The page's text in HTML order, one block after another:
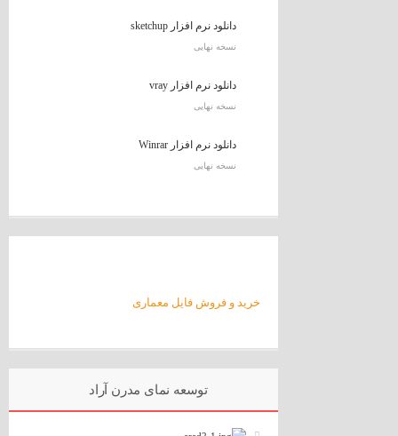
دانلود نرم افزار sketchup
نسخه نهایی
دانلود نرم افزار vray
نسخه نهایی
دانلود نرم افزار Winrar
نسخه نهایی
خرید و فروش فایل معماری
توسعه نمای مدرن آراد